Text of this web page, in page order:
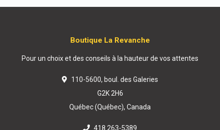
Boutique La Revanche
Pour un choix et des conseils à la hauteur de vos attentes
110-5600, boul. des Galeries
G2K 2H6
Québec (Québec), Canada
418 263-5389